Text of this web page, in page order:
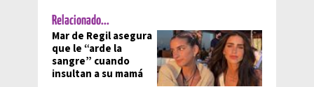
Relacionado...
Mar de Regil asegura
que le “arde la
sangre” cuando
insultan a su mamá